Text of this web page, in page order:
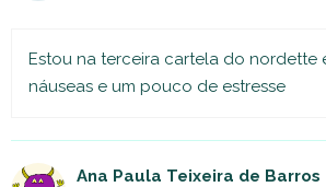
Estou na terceira cartela do nordette
náuseas e um pouco de estresse
Ana Paula Teixeira de Barros